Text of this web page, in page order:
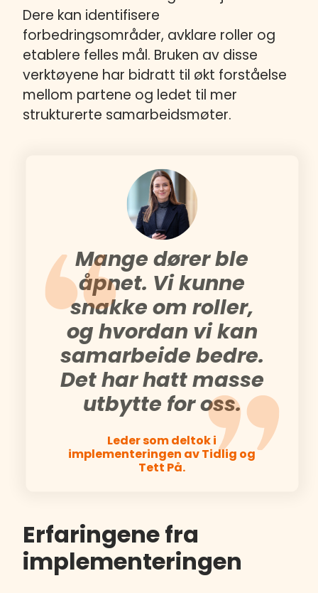
Dere kan identifisere
forbedringsområder, avklare roller og
etablere felles mål. Bruken av disse
verktøyene har bidratt til økt forståelse
mellom partene og ledet til mer
strukturerte samarbeidsmøter.
Mange dører ble
åpnet. Vi kunne
snakke om roller,
og hvordan vi kan
samarbeide bedre.
Det har hatt masse
utbytte for oss.
Leder som deltok i
implementeringen av Tidlig og
Tett På.
Erfaringene fra
implementeringen